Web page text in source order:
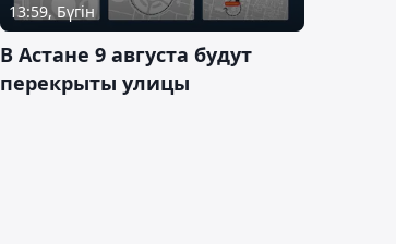
13:59, Бүгін
В Астане 9 августа будут
перекрыты улицы